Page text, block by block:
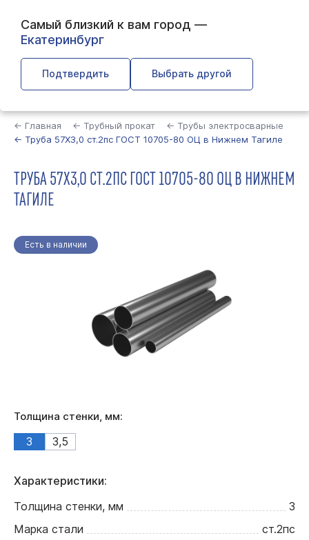
Самый близкий к вам город —
Екатеринбург
Подтвердить Выбрать другой
← Главная ← Трубный прокат
← Трубы электросварные
← Труба 57Х3,0 ст.2пс ГОСТ 10705-80 ОЦ в Нижнем Тагиле
ТРУБА 57Х3,0 СТ.2ПС ГОСТ 10705-80 ОЦ В НИЖНЕМ
ТАГИЛЕ
Есть в наличии
Толщина стенки, мм:
3 3,5
Характеристики:
Толщина стенки, мм
3
Марка стали
ст.2пс